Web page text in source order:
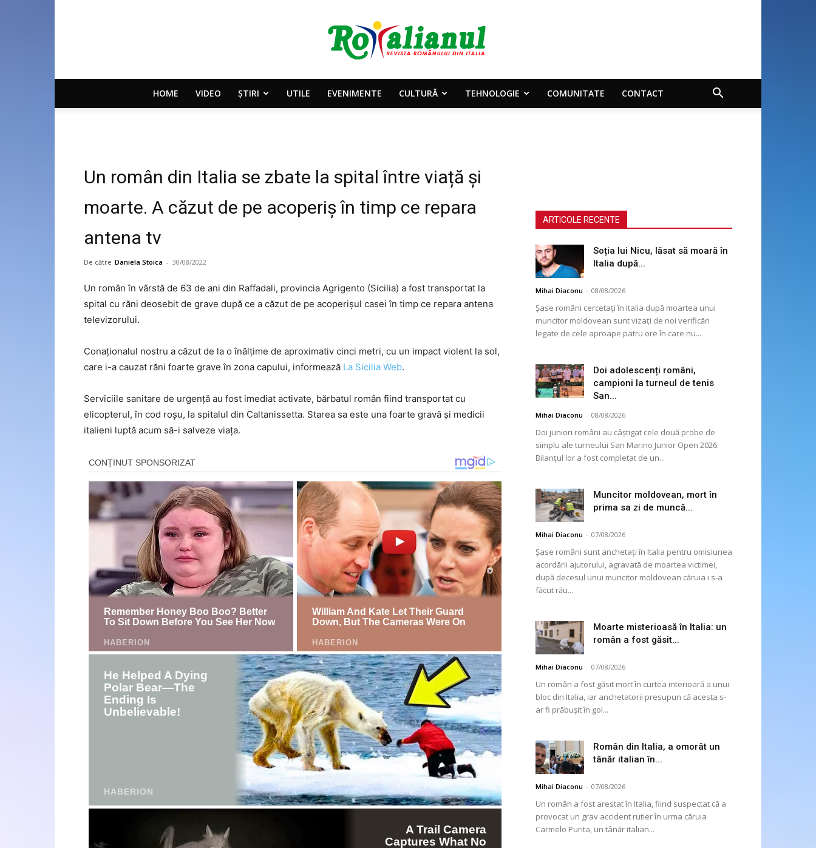
Rotalianul
din
HOME VIDEO ȘTIRI UTILE EVENIMENTE CULTURĂ TEHNOLOGIE COMUNITATE CONTACT
Un român din Italia se zbate la spital între viață și
moarte. A căzut de pe acoperiș în timp ce repara
antena tv
De către Daniela Stoica - 30/08/2022
Un român în vârstă de 63 de ani din Raffadali, provincia Agrigento (Sicilia) a fost transportat la
spital cu răni deosebit de grave după ce a căzut de pe acoperișul casei în timp ce repara antena
televizorului.
Conaționalul nostru a căzut de la o înălțime de aproximativ cinci metri, cu un impact violent la sol,
care i-a cauzat răni foarte grave în zona capului, informează La Sicilia Web.
Serviciile sanitare de urgență au fost imediat activate, bărbatul român fiind transportat cu
elicopterul, în cod roșu, la spitalul din Caltanissetta. Starea sa este una foarte gravă și medicii
italieni luptă acum să-i salveze viața.
ARTICOLE RECENTE
Soția lui Nicu, lăsat să moară în
Italia după...
Mihai Diaconu - 08/08/2026
Șase români cercetați în Italia după moartea unui
muncitor moldovean sunt vizați de noi verificări
legate de cele aproape patru ore în care nu...
Doi adolescenți români,
campioni la turneul de tenis
San...
Mihai Diaconu - 08/08/2026
Doi juniori români au câștigat cele două probe de
simplu ale turneului San Marino Junior Open 2026.
Bilanțul lor a fost completat de un...
Muncitor moldovean, mort în
prima sa zi de muncă...
Mihai Diaconu - 07/08/2026
Șase români sunt anchetați în Italia pentru omisiunea
acordării ajutorului, agravată de moartea victimei,
după decesul unui muncitor moldovean căruia i s-a
făcut rău...
Moarte misterioasă în Italia: un
român a fost găsit...
Mihai Diaconu - 07/08/2026
Un român a fost găsit mort în curtea interioară a unui
bloc din Italia, iar anchetatorii presupun că acesta s-
ar fi prăbușit în gol...
Român din Italia, a omorât un
tânăr italian în...
Mihai Diaconu - 07/08/2026
Un român a fost arestat în Italia, fiind suspectat că a
provocat un grav accident rutier în urma căruia
Carmelo Purita, un tânăr italian...